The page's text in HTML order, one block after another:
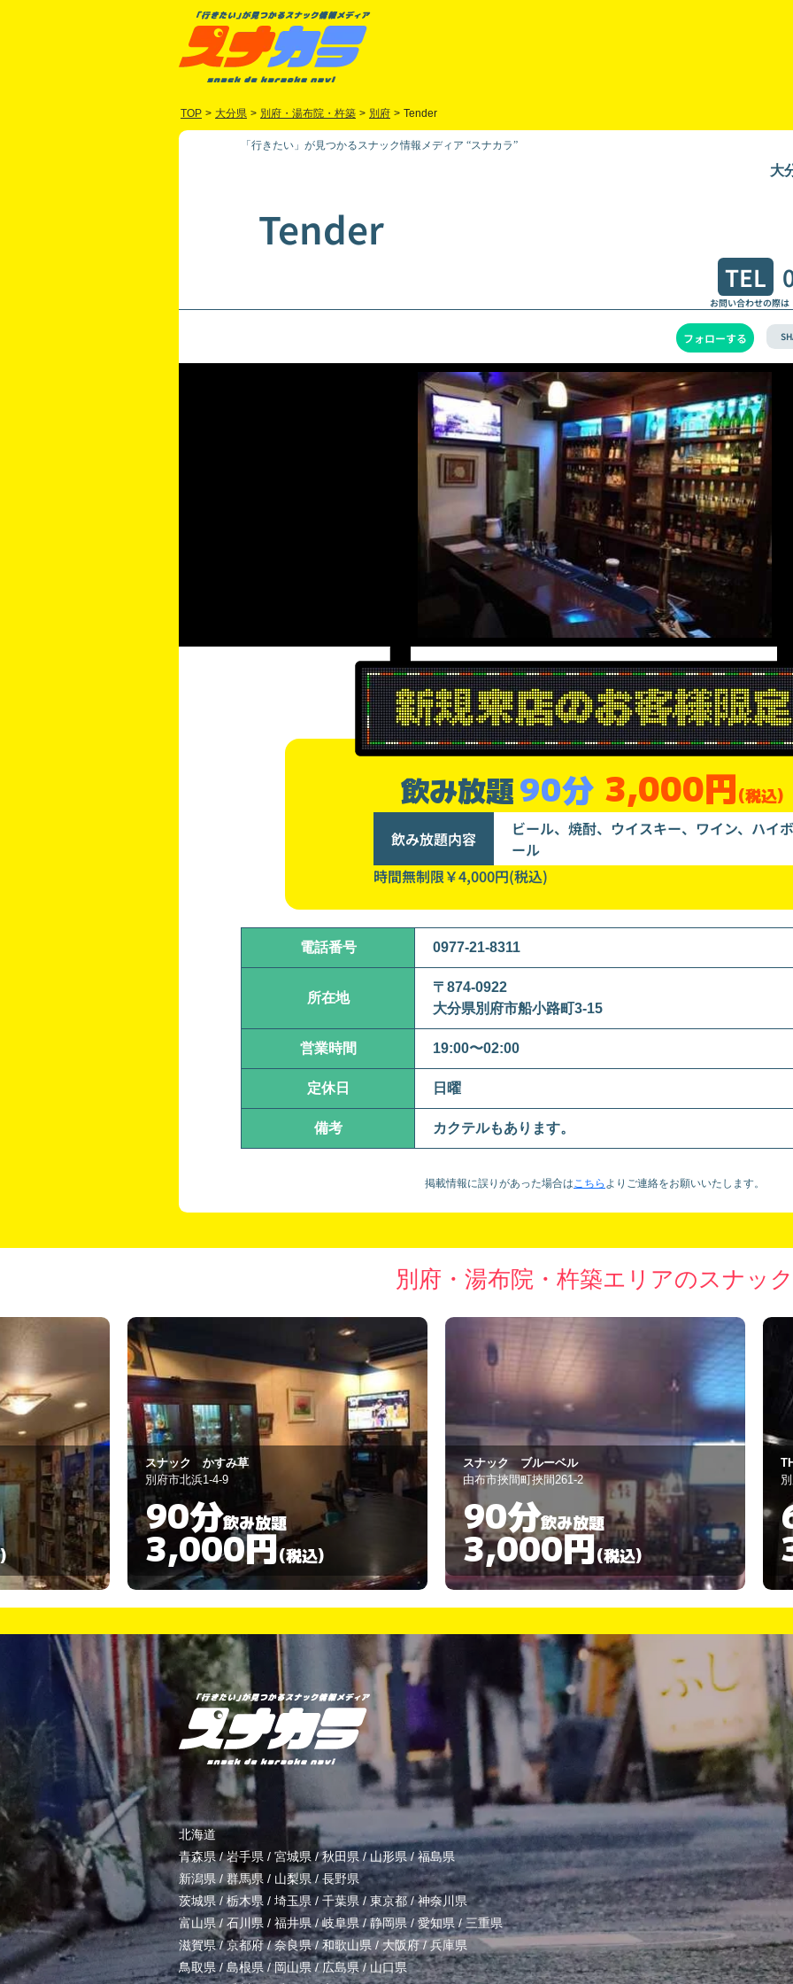
TOP > 大分県 > 別府・湯布院・杵築 > 別府 > Tender
「行きたい」が見つかるスナック情報メディア “スナカラ”
大
Tender
TEL
お問い合わせの際
フォローする
飲み放題90分 3,000円(税込)
飲み放題内容
ビール、焼酎、ウイスキー、ワイン、ハイボ
ール
時間無制限￥4,000円(税込)
電話番号 0977-21-8311
所在地
〒874-0922
大分県別府市船小路町3-15
営業時間 19:00〜02:00
定休日 日曜
備考 カクテルもあります。
掲載情報に誤りがあった場合はこちら より ご連絡をお願いいたします。
別府・湯布院・杵築エリアのスナック
スナック ブルーベル
由布市挾間町挾間261-2
90分飲み放題
3,000円(税込)
THE LAST PORT
別府市北浜1－8－16
60分飲み放題
3,000円(税込)
北海道
青森県/岩手県 / 宮城県 /秋田県 /山形県/福島県
新潟県 / 群馬県 / 山梨県/長野県
茨城県 / 栃木県 / 埼玉県/ 千葉県 /東京都/神奈川県
富山県/ 石川県 / 福井県/岐阜県/静岡県/ 愛知県 / 三重県
滋賀県/京都府/奈良県/和歌山県 /大阪府/兵庫県
鳥取県/島根県/岡山県/広島県/山口県